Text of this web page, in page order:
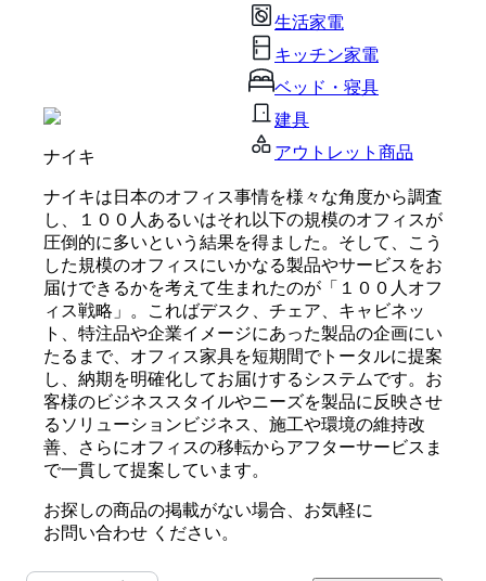
生活家電
キッチン家電
ベッド・寝具
建具
アウトレット商品
ナイキ
ナイキは日本のオフィス事情を様々な角度から調査
し、１００人あるいはそれ以下の規模のオフィスが
圧倒的に多いという結果を得ました。そして、こう
した規模のオフィスにいかなる製品やサービスをお
届けできるかを考えて生まれたのが「１００人オフ
ィス戦略」。こればデスク、チェア、キャビネッ
ト、特注品や企業イメージにあった製品の企画にい
たるまで、オフィス家具を短期間でトータルに提案
し、納期を明確化してお届けするシステムです。お
客様のビジネススタイルやニーズを製品に反映させ
るソリューションビジネス、施工や環境の維持改
善、さらにオフィスの移転からアフターサービスま
で一貫して提案しています。
お探しの商品の掲載がない場合、お気軽に
お問い合わせ ください。